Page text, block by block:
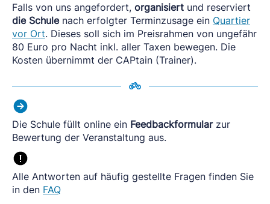
Falls von uns angefordert, organisiert und reserviert
die Schule nach erfolgter Terminzusage ein Quartier
vor Ort. Dieses soll sich im Preisrahmen von ungefähr
80 Euro pro Nacht inkl. aller Taxen bewegen. Die
Kosten übernimmt der CAPtain (Trainer).
Die Schule füllt online ein Feedbackformularzur
Bewertung der Veranstaltung aus.
Alle Antworten auf häufig gestellte Fragen finden Sie
in den FAQ